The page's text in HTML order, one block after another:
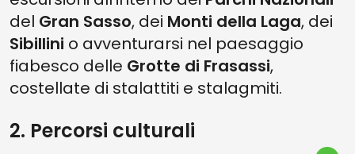
del Gran Sasso, dei Monti della Laga, dei
Sibillini o avventurarsi nel paesaggio
fiabesco delle Grotte di Frasassi,
costellate di stalattiti e stalagmiti.
2. Percorsi culturali